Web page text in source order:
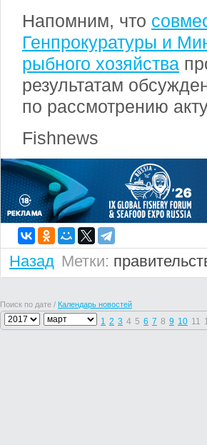
Напомним, что
Генпрокуратуры и
рыбного хозяйства
результатам
по рассмотрению
Fishnews
Назад Метки:
Поиск по дате / Календарь новостей
1 2 3 4 5 6 7 8 9 10 11